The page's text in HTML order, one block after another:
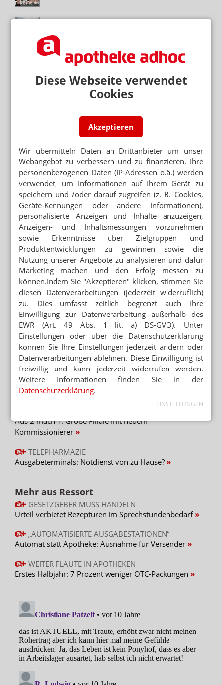
Diese Webseite verwendet
Cookies
Akzeptieren
Wir übermitteln Daten an Drittanbieter um unser
Webangebot zu verbessern und zu finanzieren. Ihre
personenbezogenen Daten (IP-Adressen o.ä.) werden
verwendet, um Informationen auf Ihrem Gerät zu
speichern und /oder darauf zugreifen (z. B. Cookies,
Geräte-Kennungen oder andere Informationen),
personalisierte Anzeigen und Inhalte anzuzeigen,
Anzeigen- und Inhaltsmessungen vorzunehmen
sowie Erkenntnisse über Zielgruppen und
Produktentwicklungen zu gewinnen sowie die
Nutzung unserer Angebote zu analysieren und dafür
Marketing machen und den Erfolg messen zu
können.Indem Sie "Akzeptieren" klicken, stimmen Sie
diesen Datenverarbeitungen (jederzeit widerruflich)
zu. Dies umfasst zeitlich begrenzt auch Ihre
Einwilligung zur Datenverarbeitung außerhalb des
EWR (Art. 49 Abs. 1 lit. a) DS-GVO). Unter
Einstellungen oder über die Datenschutzerklärung
können Sie Ihre Einstellungen jederzeit ändern oder
Datenverarbeitungen ablehnen. Diese Einwilligung ist
freiwillig und kann jederzeit widerrufen werden.
Weitere Informationen finden Sie in der
Datenschutzerklärung.
EINSTELLUNGEN
SCHAUFENSTERDEKORATION
AKTIONEN
Ostern: Strumpf-Suche und Kita-Truppe
APOTHEKENDEKORATION
Schaufenster vom Profi
BELLEVUE-APOTHEKE
Heiße Höschen im Apothekenschaufenster
WEIHNACHTSDEKORATION
Apotheken-Weihnachtsbaum XXL
ÖSTERREICH
Radiomoderatoren schmücken Apotheke
DEKOWETTBEWERB
Proff verärgert Apotheken
SCHAUFENSTERDEKORATION
Osteraktionen in Apotheken
SCHAUFENSTER
Fünf Tipps zur Osterdeko
Mehr zum Thema
TEMPERATURKONTROLLE
Apotheker: „Wir können keine Wirksamkeit garantieren“
Aus 2 mach 1: Große Filiale mit neuem
Kommissionierer
TELEPHARMAZIE
Ausgabeterminals: Notdienst von zu Hause?
Mehr aus Ressort
GESETZGEBER MUSS HANDELN
Urteil verbietet Rezepturen im Sprechstundenbedarf
„AUTOMATISIERTE AUSGABESTATIONEN“
Automat statt Apotheke: Ausnahme für Versender
WEITER FLAUTE IN APOTHEKEN
Erstes Halbjahr: 7 Prozent weniger OTC-Packungen